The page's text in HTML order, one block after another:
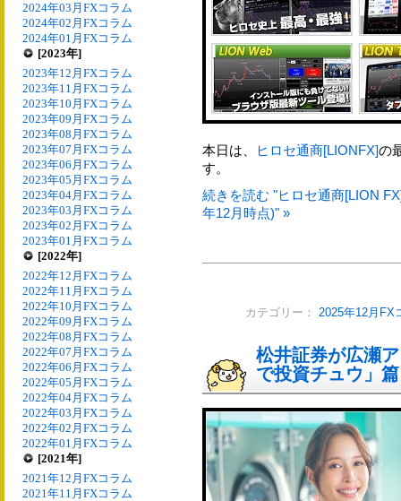
2024年03月FXコラム
2024年02月FXコラム
2024年01月FXコラム
[2023年]
2023年12月FXコラム
2023年11月FXコラム
2023年10月FXコラム
2023年09月FXコラム
2023年08月FXコラム
2023年07月FXコラム
2023年06月FXコラム
2023年05月FXコラム
2023年04月FXコラム
2023年03月FXコラム
2023年02月FXコラム
2023年01月FXコラム
[2022年]
2022年12月FXコラム
2022年11月FXコラム
2022年10月FXコラム
2022年09月FXコラム
2022年08月FXコラム
2022年07月FXコラム
2022年06月FXコラム
2022年05月FXコラム
2022年04月FXコラム
2022年03月FXコラム
2022年02月FXコラム
2022年01月FXコラム
[2021年]
2021年12月FXコラム
2021年11月FXコラム
本日は、 ヒロセ通商[LIONFX]の
す。
続きを読む "ヒロセ通商[LION
年12月時点)" »
カテゴリー： 2025年12月FX
松井証券が広瀬
で投資チュウ」